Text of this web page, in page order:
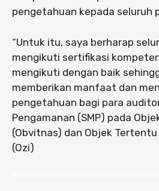
pengetahuan kepada seluruh
“Untuk itu, saya berharap
mengikuti sertifikasi
mengikuti dengan baik
memberikan manfaat dan
pengetahuan bagi para
Pengamanan (SMP) pada
(Obvitnas) dan Objek
(Ozi)